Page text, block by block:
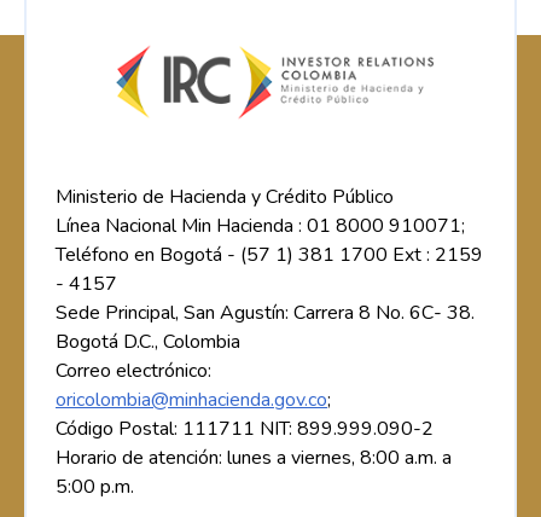
Ministerio de Hacienda y Crédito Público
Línea Nacional Min Hacienda : 01 8000 910071;
Teléfono en Bogotá - (57 1) 381 1700 Ext : 2159
- 4157
Sede Principal, San Agustín: Carrera 8 No. 6C- 38.
Bogotá D.C., Colombia
Correo electrónico:
oricolombia@minhacienda.gov.co;
Código Postal: 111711 NIT: 899.999.090-2
Horario de atención: lunes a viernes, 8:00 a.m. a
5:00 p.m.